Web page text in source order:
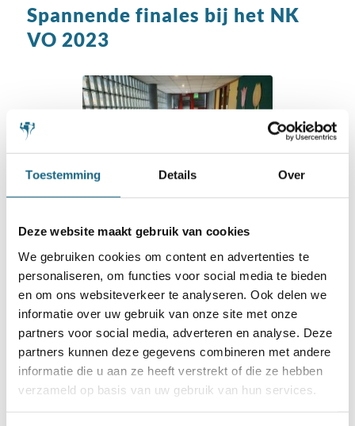
Toestemming Details Over
Deze website maakt gebruik van cookies
We gebruiken cookies om content en advertenties te
personaliseren, om functies voor social media te bieden
en om ons websiteverkeer te analyseren. Ook delen we
informatie over uw gebruik van onze site met onze
partners voor social media, adverteren en analyse. Deze
partners kunnen deze gegevens combineren met andere
informatie die u aan ze heeft verstrekt of die ze hebben
verzameld op basis van uw gebruik van hun services.
Spannende finales bij het NK
VO 2023
10 januari 2023
Tweede kwalificatie NK ABC in
Delft zeer goed bezocht